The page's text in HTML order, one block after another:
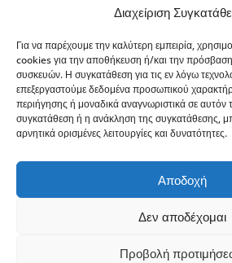
Διαχείριση
Για να παρέχουμε την καλύτερη εμπειρία,
cookies για την αποθήκευση ή/και την
συσκευών. Η συγκατάθεση για τις εν λόγω
επεξεργαστούμε δεδομένα προσωπικού
περιήγησης ή μοναδικά αναγνωριστικά σε αυτόν
συγκατάθεση ή η ανάκληση της συγκατάθεσης,
αρνητικά ορισμένες λειτουργίες και δυνατότητες.
Αποδοχή
Δεν αποδέχομαι
Προβολή